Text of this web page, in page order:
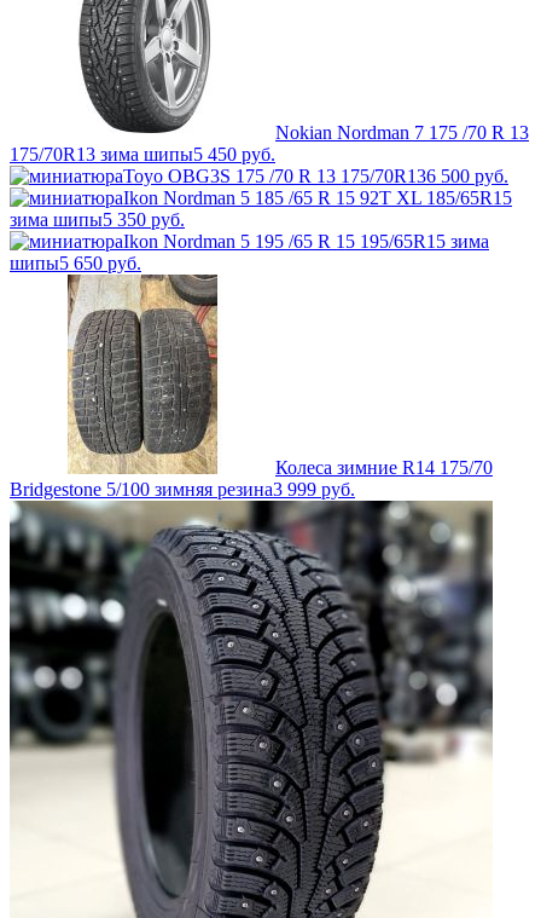
Nokian Nordman 7 175 /70 R 13
175/70R13 зима шипы5 450 руб.
Toyo OBG3S 175 /70 R 13 175/70R136 500 руб.
Ikon Nordman 5 185 /65 R 15 92T XL 185/65R15
зима шипы5 350 руб.
Ikon Nordman 5 195 /65 R 15 195/65R15 зима
шипы5 650 руб.
Колеса зимние R14 175/70
Bridgestone 5/100 зимняя резина3 999 руб.